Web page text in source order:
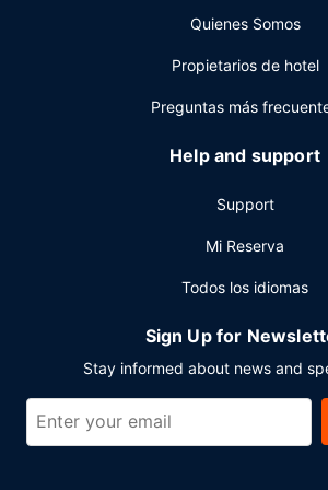
Se ofrece un desayuno a la carta todos
a 12:00 con un coste adicional.
Tendrás tintorería, un servicio de
atención multilingüe a tu disposición.
un evento en San Andrés Cholula? En
para conferencias y 4 salas de
aparcamiento sin asistencia (de pago)
Quienes Somos
Propietarios de hotel
Preguntas más
Help and support
Support
Mi Reserva
Todos los idiomas
Sign Up for
Stay informed about news and